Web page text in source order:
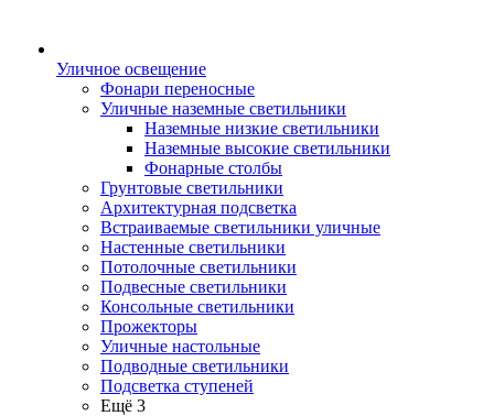
Уличное освещение
Фонари переносные
Уличные наземные светильники
Наземные низкие светильники
Наземные высокие светильники
Фонарные столбы
Грунтовые светильники
Архитектурная подсветка
Встраиваемые светильники уличные
Настенные светильники
Потолочные светильники
Подвесные светильники
Консольные светильники
Прожекторы
Уличные настольные
Подводные светильники
Подсветка ступеней
Ещё 3